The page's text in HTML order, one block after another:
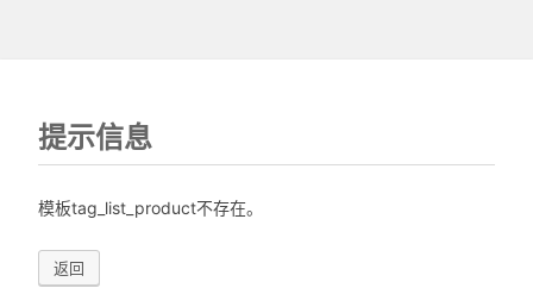
提示信息
模板tag_list_product不存在。
返回